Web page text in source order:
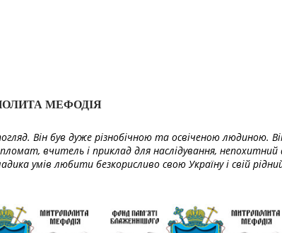
МЕФОДІЯ
Він був дуже різнобічною та освіченою людиною.
вчитель і приклад для наслідування,
умів любити безкорисливо свою Україну і свій